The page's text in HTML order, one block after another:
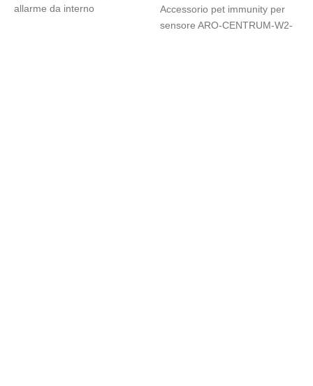
allarme da interno
Accessorio pet immunity per
sensore ARO-CENTRUM-W2-